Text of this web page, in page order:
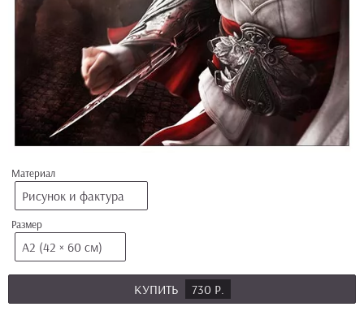
Материал
Рисунок и фактура
Размер
А2 (42 × 60 см)
КУПИТЬ 730 Р.